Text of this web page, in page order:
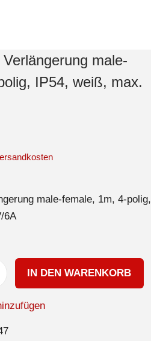
male-
IP54, weiß, max.
male-female, 1m, 4-polig,
6A
IN DEN WARENKORB